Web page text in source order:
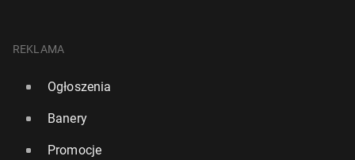
REKLAMA
Ogłoszenia
Banery
Promocje